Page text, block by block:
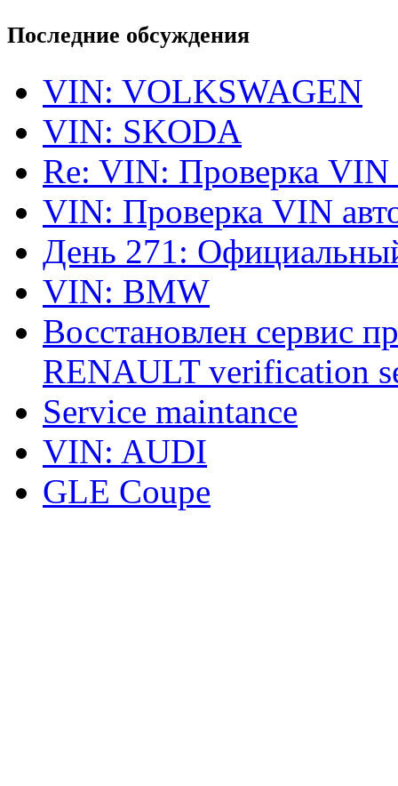
Последние обсуждения
VIN: VOLKSWAGEN
VIN: SKODA
Re: VIN: Проверка VIN
VIN: Проверка VIN
День 271:
VIN: BMW
Восстановлен сервис
RENAULT verification
Service maintance
VIN: AUDI
GLE Coupe